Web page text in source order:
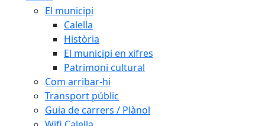
El municipi
Calella
Història
El municipi en xifres
Patrimoni cultural
Com arribar-hi
Transport públic
Guia de carrers / Plànol